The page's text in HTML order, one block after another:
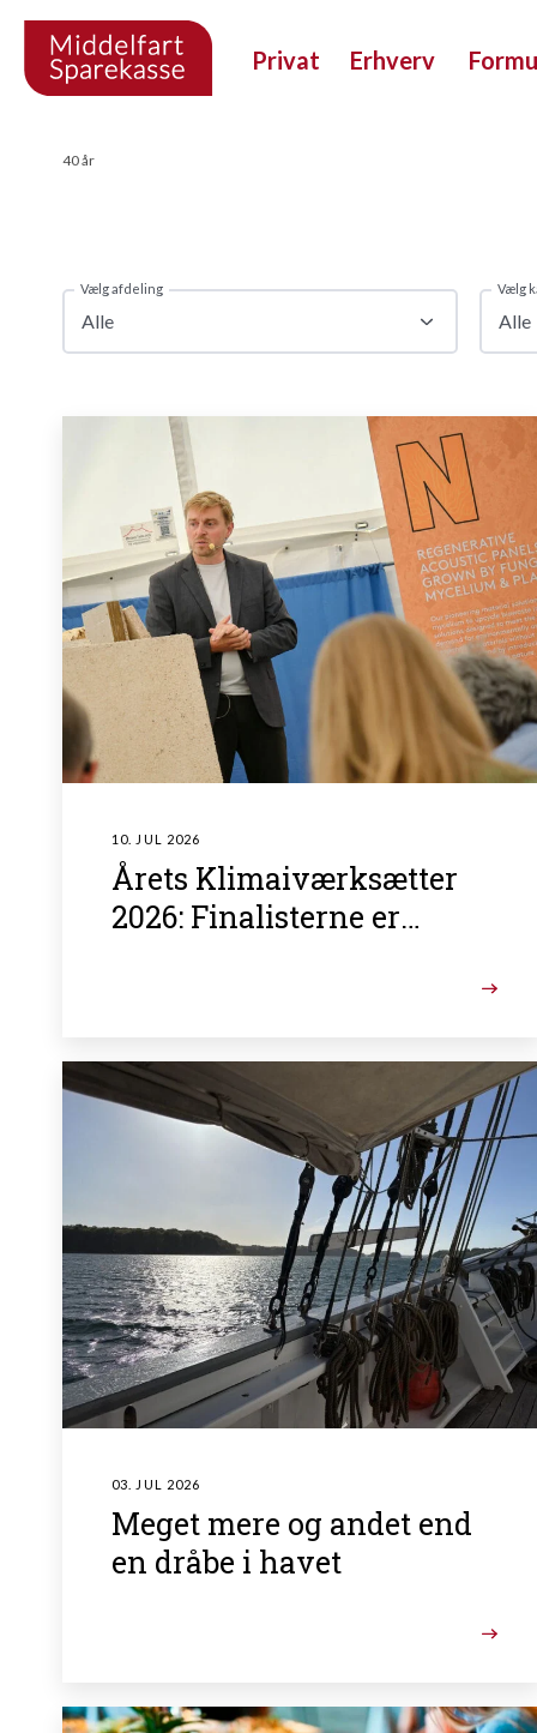
Privat Erhverv
40 år
Vælg afdeling
Alle
Vælg
Alle
10. JUL 2026
Årets Klimaiværksætter
2026: Finalisterne er
03. JUL 2026
Meget mere og andet end
en dråbe i havet